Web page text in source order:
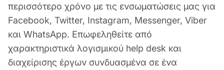
περισσότερο χρόνο με τις ενσωματώσεις μας για
Facebook, Twitter, Instagram, Messenger, Viber
και WhatsApp. Επωφεληθείτε από
χαρακτηριστικά λογισμικού help desk και
διαχείρισης έργων συνδυασμένα σε ένα